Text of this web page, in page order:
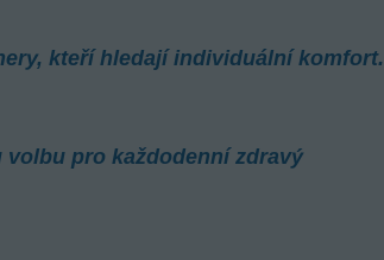
kteří hledají individuální komfort.
pro každodenní zdravý